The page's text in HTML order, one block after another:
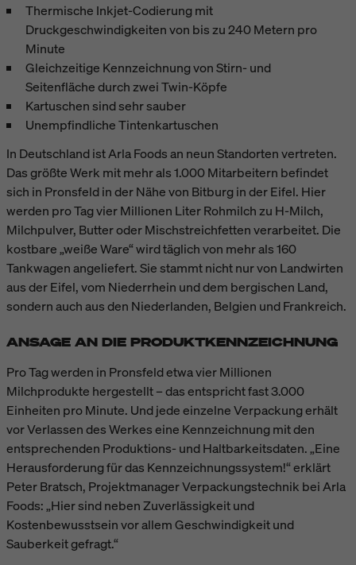
Thermische Inkjet-Codierung mit
Druckgeschwindigkeiten von bis zu 240 Metern pro
Minute
Gleichzeitige Kennzeichnung von Stirn- und
Seitenfläche durch zwei Twin-Köpfe
Kartuschen sind sehr sauber
Unempfindliche Tintenkartuschen
In Deutschland ist Arla Foods an neun Standorten vertreten.
Das größte Werk mit mehr als 1.000 Mitarbeitern befindet
sich in Pronsfeld in der Nähe von Bitburg in der Eifel. Hier
werden pro Tag vier Millionen Liter Rohmilch zu H-Milch,
Milchpulver, Butter oder Mischstreichfetten verarbeitet. Die
kostbare „weiße Ware“ wird täglich von mehr als 160
Tankwagen angeliefert. Sie stammt nicht nur von Landwirten
aus der Eifel, vom Niederrhein und dem bergischen Land,
sondern auch aus den Niederlanden, Belgien und Frankreich.
ANSAGE AN DIE PRODUKTKENNZEICHNUNG
Pro Tag werden in Pronsfeld etwa vier Millionen
Milchprodukte hergestellt – das entspricht fast 3.000
Einheiten pro Minute. Und jede einzelne Verpackung erhält
vor Verlassen des Werkes eine Kennzeichnung mit den
entsprechenden Produktions- und Haltbarkeitsdaten. „Eine
Herausforderung für das Kennzeichnungssystem!“ erklärt
Peter Bratsch, Projektmanager Verpackungstechnik bei Arla
Foods: „Hier sind neben Zuverlässigkeit und
Kostenbewusstsein vor allem Geschwindigkeit und
Sauberkeit gefragt.“